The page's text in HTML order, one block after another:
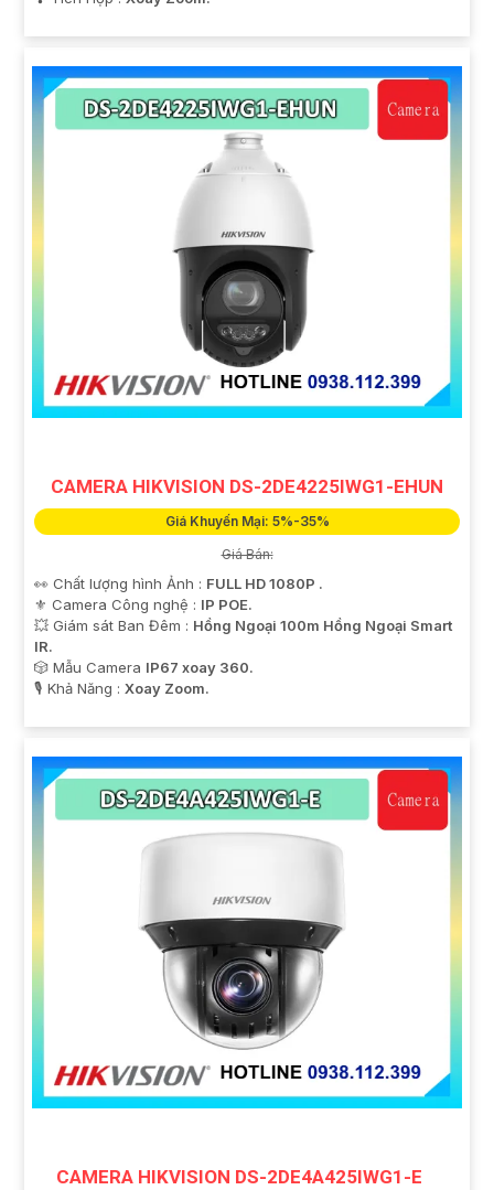
CAMERA HIKVISION DS-2DE4225IWG1-EHUN
Giá Khuyến Mại: 5%-35%
Giá Bán:
👀 Chất lượng hình Ảnh : FULL HD 1080P .
⚜️ Camera Công nghệ : IP POE.
💥 Giám sát Ban Đêm : Hồng Ngoại 100m Hồng Ngoại Smart
IR.
🎲 Mẫu Camera IP67 xoay 360.
️🎙 Khả Năng : Xoay Zoom.
CAMERA HIKVISION DS-2DE4A425IWG1-E